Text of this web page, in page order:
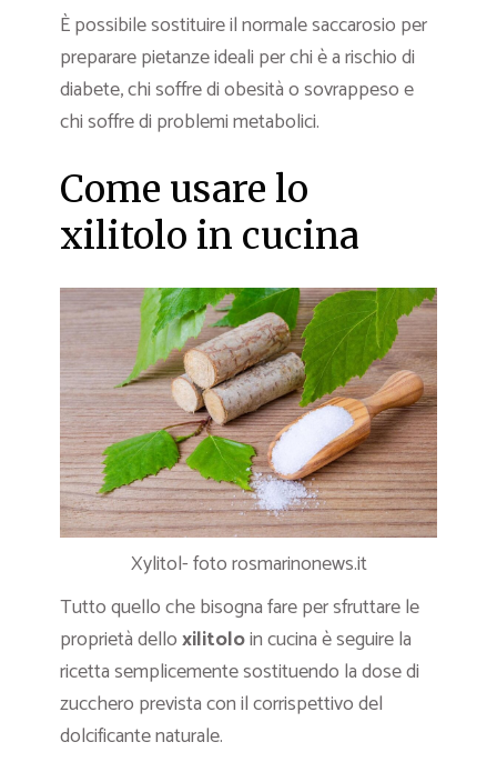
È possibile sostituire il normale saccarosio per
preparare pietanze ideali per chi è a rischio di
diabete, chi soffre di obesità o sovrappeso e
chi soffre di problemi metabolici.
Come usare lo
xilitolo in cucina
Xylitol- foto rosmarinonews.it
Tutto quello che bisogna fare per sfruttare le
proprietà delloxilitoloin cucina è seguire la
ricetta semplicemente sostituendo la dose di
zucchero prevista con il corrispettivo del
dolcificante naturale.